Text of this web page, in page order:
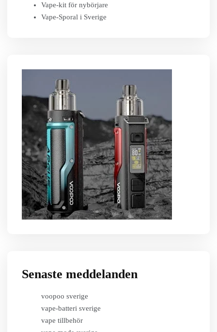
Vape-kit för nybörjare
Vape-Sporal i Sverige
Senaste meddelanden
voopoo sverige
vape-batteri sverige
vape tillbehör